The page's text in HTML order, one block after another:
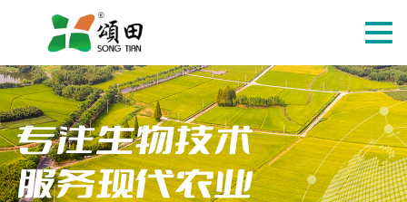
切
导
航